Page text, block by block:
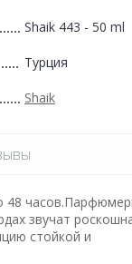
Shaik 443 - 50 ml
Турция
Shaik
48
звучат
стойкой и